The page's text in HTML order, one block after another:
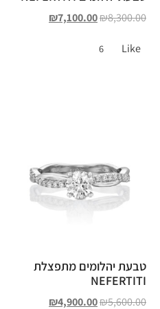
₪8,300.00
₪7,100.00
Like
6
טבעת יהלומים מתפצלת
NEFERTITI
₪5,600.00
₪4,900.00